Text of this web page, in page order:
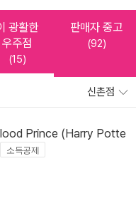
광활한
우주점
(15)
판매자 중고
(92)
신촌점
Prince (Harry Potte
소득공제